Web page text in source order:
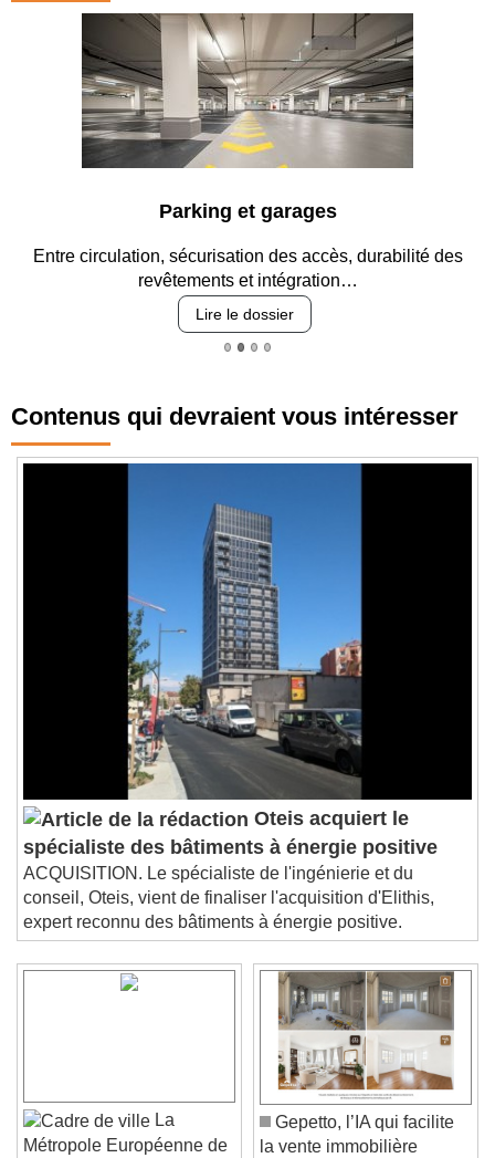
Parking et garages
Entre circulation, sécurisation des accès, durabilité des
revêtements et intégration…
Lire le dossier
Contenus qui devraient vous intéresser
Oteis acquiert le
spécialiste des bâtiments à énergie positive
ACQUISITION. Le spécialiste de l'ingénierie et du
conseil, Oteis, vient de finaliser l'acquisition d'Elithis,
expert reconnu des bâtiments à énergie positive.
La
Métropole Européenne de
Gepetto, l’IA qui facilite
la vente immobilière